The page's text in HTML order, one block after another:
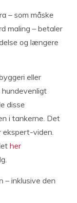
– som måske
maling – betaler
og længere
eller
disse
i tankerne. Det
viden.
her
– inklusive den